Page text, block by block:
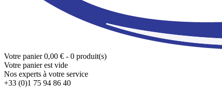
Votre panier 0,00 € - 0 produit(s)
Votre panier est vide
Nos experts à votre service
+33 (0)1 75 94 86 40